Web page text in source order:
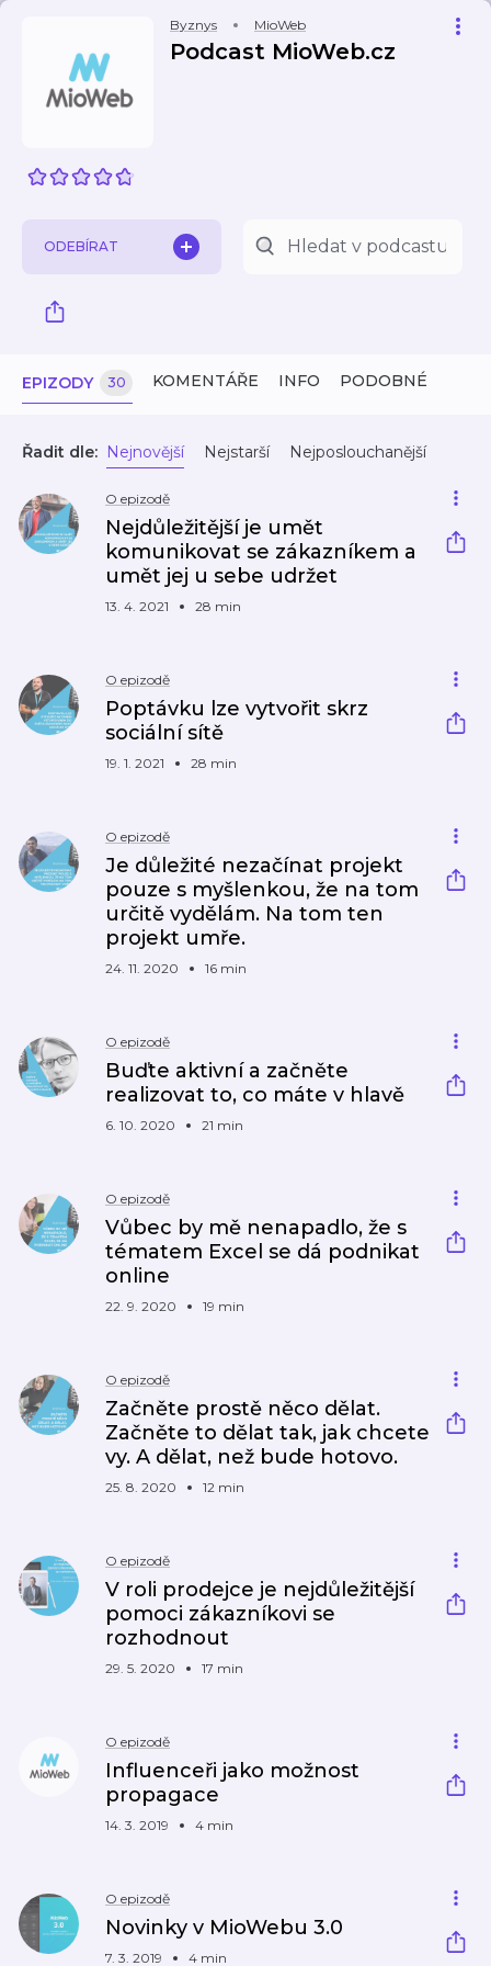
Byznys MioWeb
Podcast MioWeb.cz
ODEBÍRAT
EPIZODY 30 KOMENTÁŘE INFO PODOBNÉ
Řadit dle: Nejnovější Nejstarší Nejposlouchanější
O epizodě
Nejdůležitější je umět
komunikovat se zákazníkem a
umět jej u sebe udržet
13. 4. 2021 28 min
O epizodě
Poptávku lze vytvořit skrz
sociální sítě
19. 1. 2021 28 min
O epizodě
Je důležité nezačínat projekt
pouze s myšlenkou, že na tom
určitě vydělám. Na tom ten
projekt umře.
24. 11. 2020 16 min
O epizodě
Buďte aktivní a začněte
realizovat to, co máte v hlavě
6. 10. 2020 21 min
O epizodě
Vůbec by mě nenapadlo, že s
tématem Excel se dá podnikat
online
22. 9. 2020 19 min
O epizodě
Začněte prostě něco dělat.
Začněte to dělat tak, jak chcete
vy. A dělat, než bude hotovo.
25. 8. 2020 12 min
O epizodě
V roli prodejce je nejdůležitější
pomoci zákazníkovi se
rozhodnout
29. 5. 2020 17 min
O epizodě
Influenceři jako možnost
propagace
14. 3. 2019 4 min
O epizodě
Novinky v MioWebu 3.0
7. 3. 2019 4 min